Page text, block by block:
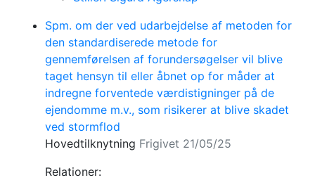
Spm. om der ved udarbejdelse af metoden for
den standardiserede metode for
gennemførelsen af forundersøgelser vil blive
taget hensyn til eller åbnet op for måder at
indregne forventede værdistigninger på de
ejendomme m.v., som risikerer at blive skadet
ved stormflod
Hovedtilknytning Frigivet 21/05/25
Relationer: